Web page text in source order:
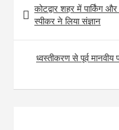
o
o
k
navigation
कोटद्वार शहर में पार्किंग
स्पीकर ने लिया संज्ञान
ध्वस्तीकरण से पूर्व मानवीय